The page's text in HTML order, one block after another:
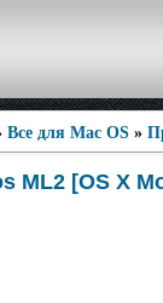
Все для Mac OS »
ML2 [OS X